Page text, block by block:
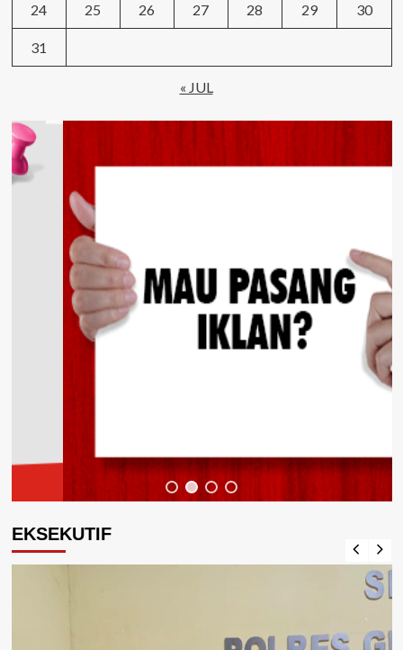
24 25 26 27 28 29 30
31
« JUL
EKSEKUTIF